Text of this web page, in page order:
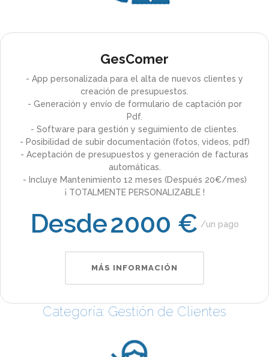
GesComer
- App personalizada para el alta de nuevos clientes y
creación de presupuestos.
- Generación y envío de formulario de captación por
Pdf.
- Software para gestión y seguimiento de clientes.
- Posibilidad de subir documentación (fotos, videos, pdf)
- Aceptación de presupuestos y generación de facturas
automáticas.
- Incluye Mantenimiento 12 meses (Después 20€/mes)
¡ TOTALMENTE PERSONALIZABLE !
Desde2000 € un pago
MÁS INFORMACIÓN
Categoría: Gestión de Clientes